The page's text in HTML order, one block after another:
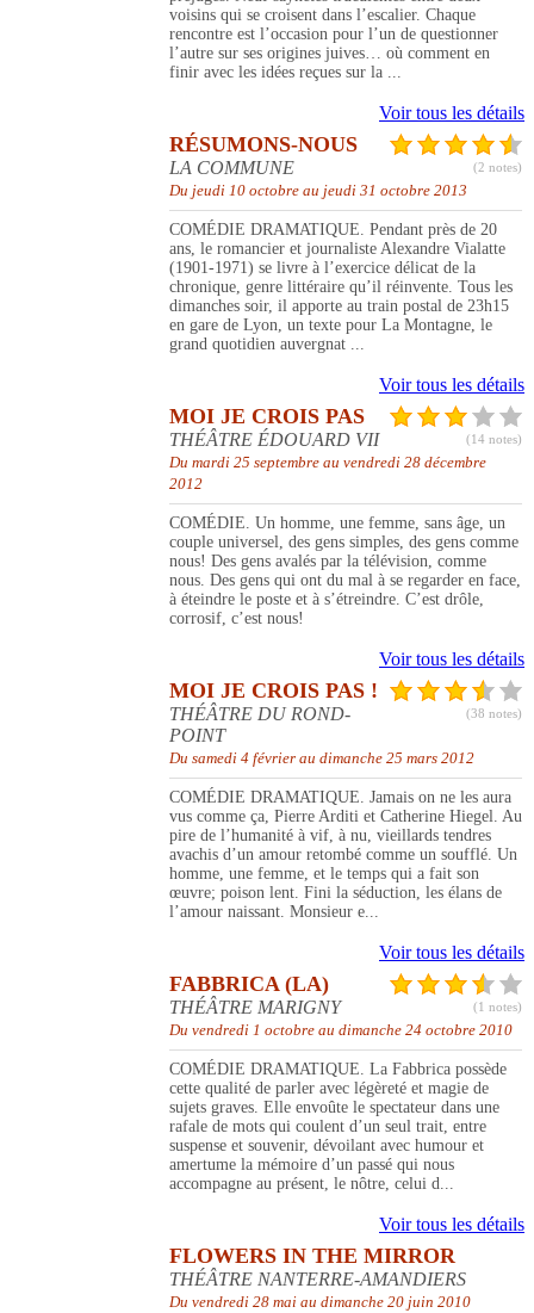
voisins qui se croisent dans l’escalier. Chaque
rencontre est l’occasion pour l’un de questionner
l’autre sur ses origines juives… où comment en
finir avec les idées reçues sur la ...
Voir tous les détails
(2 notes)
RÉSUMONS-NOUS
LA COMMUNE
Du jeudi 10 octobre au jeudi 31 octobre 2013
COMÉDIE DRAMATIQUE. Pendant près de 20
ans, le romancier et journaliste Alexandre Vialatte
(1901-1971) se livre à l’exercice délicat de la
chronique, genre littéraire qu’il réinvente. Tous les
dimanches soir, il apporte au train postal de 23h15
en gare de Lyon, un texte pour La Montagne, le
grand quotidien auvergnat ...
Voir tous les détails
(14 notes)
MOI JE CROIS PAS
THÉÂTRE ÉDOUARD VII
Du mardi 25 septembre au vendredi 28 décembre
2012
COMÉDIE. Un homme, une femme, sans âge, un
couple universel, des gens simples, des gens comme
nous! Des gens avalés par la télévision, comme
nous. Des gens qui ont du mal à se regarder en face,
à éteindre le poste et à s’étreindre. C’est drôle,
corrosif, c’est nous!
Voir tous les détails
(38 notes)
MOI JE CROIS PAS !
THÉÂTRE DU ROND-
POINT
Du samedi 4 février au dimanche 25 mars 2012
COMÉDIE DRAMATIQUE. Jamais on ne les aura
vus comme ça, Pierre Arditi et Catherine Hiegel. Au
pire de l’humanité à vif, à nu, vieillards tendres
avachis d’un amour retombé comme un soufflé. Un
homme, une femme, et le temps qui a fait son
œuvre; poison lent. Fini la séduction, les élans de
l’amour naissant. Monsieur e...
Voir tous les détails
(1 notes)
FABBRICA (LA)
THÉÂTRE MARIGNY
Du vendredi 1 octobre au dimanche 24 octobre 2010
COMÉDIE DRAMATIQUE. La Fabbrica possède
cette qualité de parler avec légèreté et magie de
sujets graves. Elle envoûte le spectateur dans une
rafale de mots qui coulent d’un seul trait, entre
suspense et souvenir, dévoilant avec humour et
amertume la mémoire d’un passé qui nous
accompagne au présent, le nôtre, celui d...
Voir tous les détails
FLOWERS IN THE MIRROR
THÉÂTRE NANTERRE-AMANDIERS
Du vendredi 28 mai au dimanche 20 juin 2010